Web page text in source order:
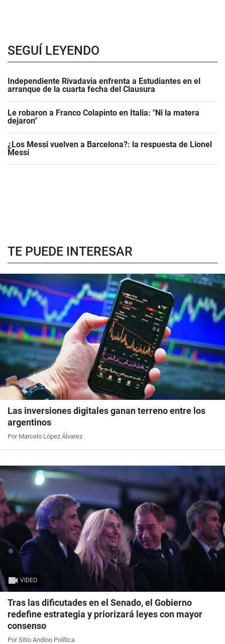
SEGUÍ LEYENDO
Independiente Rivadavia enfrenta a Estudiantes en el
arranque de la cuarta fecha del Clausura
Le robaron a Franco Colapinto en Italia: "Ni la matera
dejaron"
¿Los Messi vuelven a Barcelona?: la respuesta de Lionel
Messi
TE PUEDE INTERESAR
Las inversiones digitales ganan terreno entre los
argentinos
Por Marcelo López Álvarez
VIDEO
Tras las dificutades en el Senado, el Gobierno
redefine estrategia y priorizará leyes con mayor
consenso
Por Sitio Andino Política